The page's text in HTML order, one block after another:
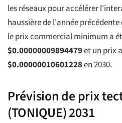
les réseaux pour accélérer
haussière de l'année
le prix commercial minimum a
$0.00000009894479et un prix
$0.00000010601228en 2030.
Prévision de prix
(TONIQUE) 2031